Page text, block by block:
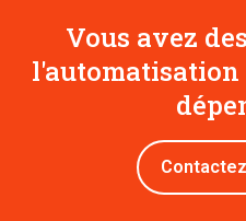
Vous avez
l'automatisation